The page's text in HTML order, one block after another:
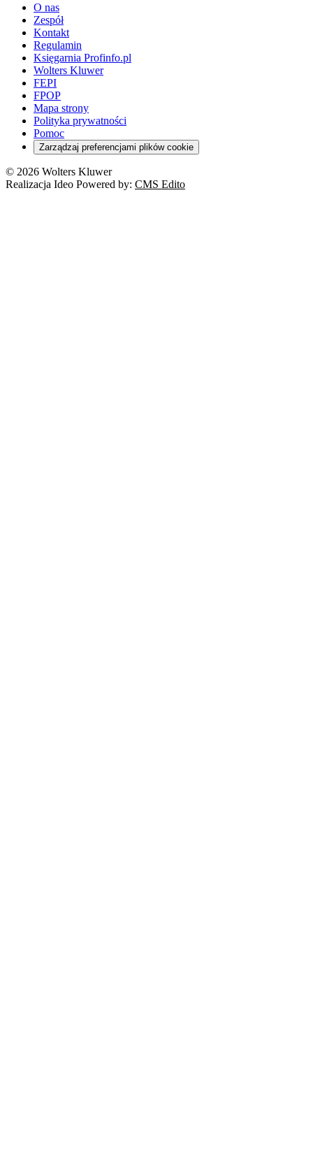
O nas
Zespół
Kontakt
Regulamin
Księgarnia Profinfo.pl
Wolters Kluwer
FEPI
FPOP
Mapa strony
Polityka prywatności
Pomoc
Zarządzaj preferencjami plików cookie
© 2026 Wolters Kluwer
Realizacja Ideo Powered by: CMS Edito